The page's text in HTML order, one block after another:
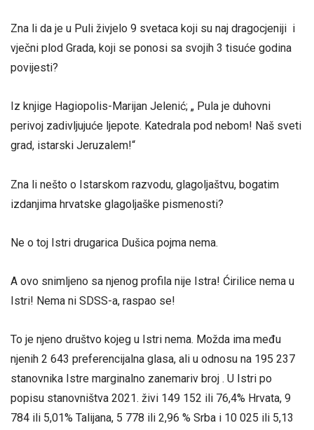
Zna li da je u Puli živjelo 9 svetaca koji su naj dragocjeniji i
vječni plod Grada, koji se ponosi sa svojih 3 tisuće godina
povijesti?
Iz knjige Hagiopolis-Marijan Jelenić; „ Pula je duhovni
perivoj zadivljujuće ljepote. Katedrala pod nebom! Naš sveti
grad, istarski Jeruzalem!“
Zna li nešto o Istarskom razvodu, glagoljaštvu, bogatim
izdanjima hrvatske glagoljaške pismenosti?
Ne o toj Istri drugarica Dušica pojma nema.
A ovo snimljeno sa njenog profila nije Istra! Ćirilice nema u
Istri! Nema ni SDSS-a, raspao se!
To je njeno društvo kojeg u Istri nema. Možda ima među
njenih 2 643 preferencijalna glasa, ali u odnosu na 195 237
stanovnika Istre marginalno zanemariv broj . U Istri po
popisu stanovništva 2021. živi 149 152 ili 76,4% Hrvata, 9
784 ili 5,01% Talijana, 5 778 ili 2,96 % Srba i 10 025 ili 5,13